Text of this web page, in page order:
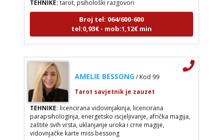
Broj tel: 064/600-600
tel:0,93€ - mob:1,12€ min
AMELIE BESSONG / Kod 99
Tarot savjetnik je zauzet
TEHNIKE:licencirana vidovinjakinja, licencirana
parapsihologinja, energetsko iscjeljivanje, afrička magija,
zaštite svih vrsta, uklanjanje uroka i crne magije,
vidovnjačke karte miss bessong